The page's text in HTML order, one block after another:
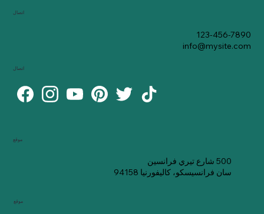
موقع
500 شارع تيري فرانسين
سان فرانسيسكو، كاليفورنيا 94158
موقع
اتصال
123-456-7890
info@mysite.com
اتصال